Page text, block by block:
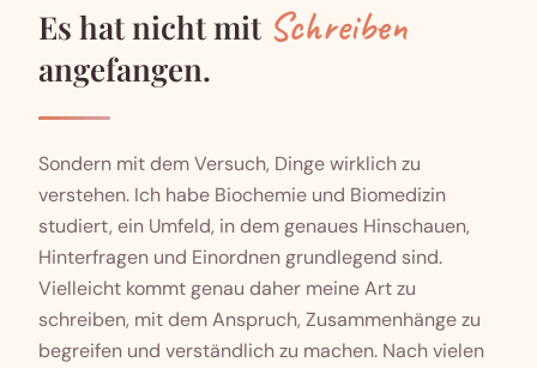
Es hat nicht mit Schreiben
angefangen.
Sondern mit dem Versuch, Dinge wirklich zu
verstehen. Ich habe Biochemie und Biomedizin
studiert, ein Umfeld, in dem genaues Hinschauen,
Hinterfragen und Einordnen grundlegend sind.
Vielleicht kommt genau daher meine Art zu
schreiben, mit dem Anspruch, Zusammenhänge zu
begreifen und verständlich zu machen. Nach vielen